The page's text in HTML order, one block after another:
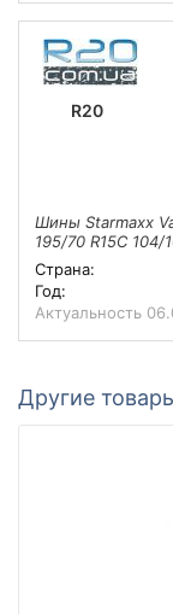
R20
Шины Starmaxx
195/70 R15C 104/
Страна:
Год:
Актуальность
Другие